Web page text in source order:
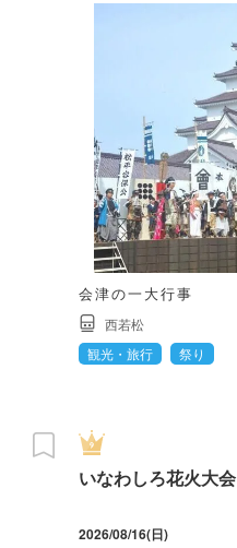
会津の一大行事
西若松
観光・旅行
祭り
いなわしろ花火大会
2026/08/16(日)